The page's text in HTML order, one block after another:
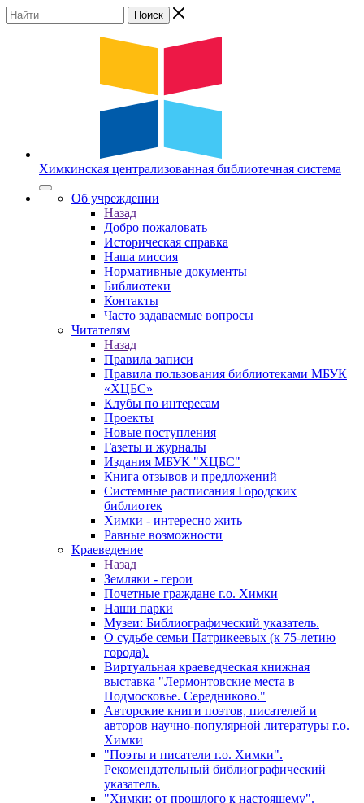
Химкинская централизованная библиотечная система
Об учреждении
Назад
Добро пожаловать
Историческая справка
Наша миссия
Нормативные документы
Библиотеки
Контакты
Часто задаваемые вопросы
Читателям
Назад
Правила записи
Правила пользования библиотеками МБУК
«ХЦБС»
Клубы по интересам
Проекты
Новые поступления
Газеты и журналы
Издания МБУК "ХЦБС"
Книга отзывов и предложений
Системные расписания Городских
библиотек
Химки - интересно жить
Равные возможности
Краеведение
Назад
Земляки - герои
Почетные граждане г.о. Химки
Наши парки
Музеи: Библиографический указатель.
О судьбе семьи Патрикеевых (к 75-летию
города).
Виртуальная краеведческая книжная
выставка "Лермонтовские места в
Подмосковье. Середниково."
Авторские книги поэтов, писателей и
авторов научно-популярной литературы г.о.
Химки
"Поэты и писатели г.о. Химки".
Рекомендательный библиографический
указатель.
"Химки: от прошлого к настоящему".